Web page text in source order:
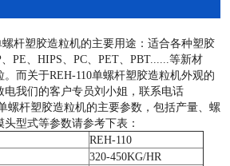
螺杆塑胶造粒机的主要用途：适合各种塑胶
PE、HIPS、PC、PET、PBT......等新材
而关于REH-110单螺杆塑胶造粒机外观的
我们的客户专员刘小姐，联系电话
螺杆塑胶造粒机的主要参数，包括产量、螺
型式等参数请参考下表：
REH-110
320-450KG/HR